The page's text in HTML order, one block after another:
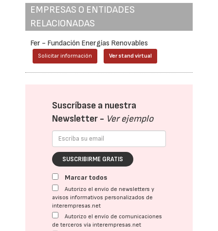
EMPRESAS O ENTIDADES
RELACIONADAS
Fer - Fundación Energías Renovables
Solicitar información Ver stand virtual
Suscríbase a nuestra
Newsletter - Ver ejemplo
SUSCRIBIRME GRATIS
Marcar todos
Autorizo el envío de newsletters y
avisos informativos personalizados de
interempresas.net
Autorizo el envío de comunicaciones
de terceros vía interempresas.net